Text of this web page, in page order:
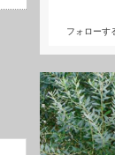
フォローす